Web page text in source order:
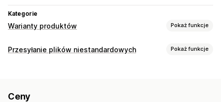
Kategorie
Warianty produktów Pokaż funkcje
Dostosowanie
Przesyłanie plików niestandardowych Pokaż funkcje
Reguły niestandardowe
Ceny